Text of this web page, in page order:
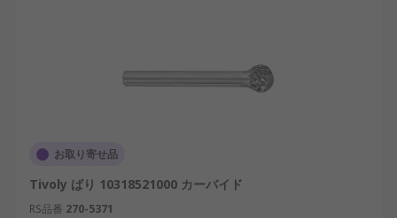
お取り寄せ品
Tivoly ばり 10318521000 カーバイド
RS品番 270-5371